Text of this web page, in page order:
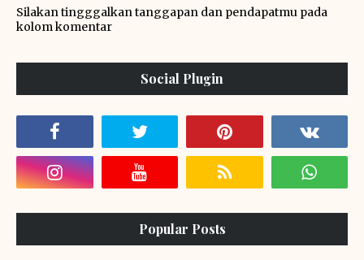
Silakan tingggalkan tanggapan dan pendapatmu pada
kolom komentar
Social Plugin
Popular Posts